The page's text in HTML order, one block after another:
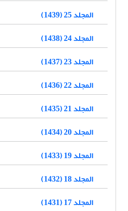
المجلد 25 (1439)
المجلد 24 (1438)
المجلد 23 (1437)
المجلد 22 (1436)
المجلد 21 (1435)
المجلد 20 (1434)
المجلد 19 (1433)
المجلد 18 (1432)
المجلد 17 (1431)